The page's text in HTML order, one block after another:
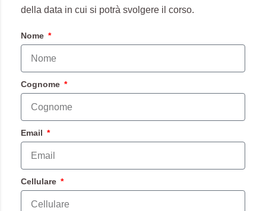
della data in cui si potrà svolgere il corso.
Nome
Cognome
Email
Cellulare